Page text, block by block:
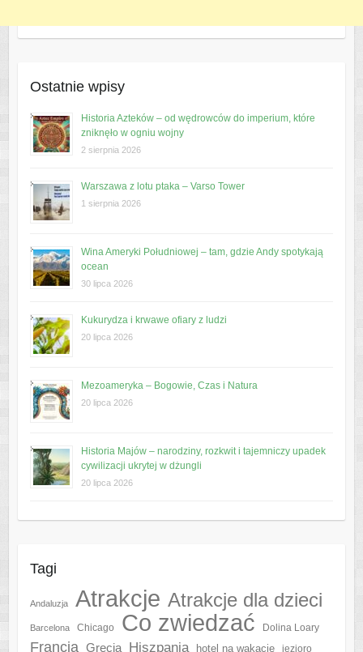
Ostatnie wpisy
Historia Azteków – od wędrowców do imperium, które
zniknęło w ogniu wojny
2 sierpnia 2026
Warszawa z lotu ptaka – Varso Tower
1 sierpnia 2026
Wina Ameryki Południowej – tam, gdzie Andy spotykają
ocean
30 lipca 2026
Kukurydza i krwawe ofiary z ludzi
20 lipca 2026
Mezoameryka – Bogowie, Czas i Natura
20 lipca 2026
Historia Majów – narodziny, rozkwit i tajemniczy upadek
cywilizacji ukrytej w dżungli
20 lipca 2026
Tagi
Andaluzja Atrakcje Atrakcje dla dzieci
Barcelona Chicago Co zwiedzać Dolina Loary
Francja Grecja Hiszpania hotel na wakacje jezioro